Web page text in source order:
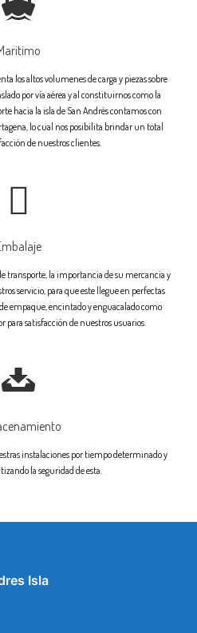
los altos volumenes de carga y piezas sobre
por vía aérea y al constituirnos como la
hacia la isla de San Andrés contamos con
lo cual nos posibilita brindar un total
de nuestros clientes.
transporte, la importancia de su mercancia y
servicio, para que este llegue en perfectas
empaque, encintado y enguacalado como
satisfacción de nuestros usuarios.
instalaciones por tiempo determinado y
la seguridad de esta.
Isla